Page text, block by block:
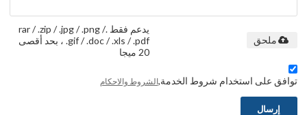
يدعم فقط .rar / .zip / .jpg / .png /
.gif / .doc / .xls / .pdf ، بحد أقصى
20 ميجا
ملحق
توافق على استخدام شروط الخدمة,الشروط والاحكام
إرسال